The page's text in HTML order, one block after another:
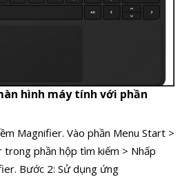
hình máy tính với phần
Magnifier. Vào phần Menu Start >
phần hộp tìm kiếm > Nhấp
Bước 2: Sử dụng ứng